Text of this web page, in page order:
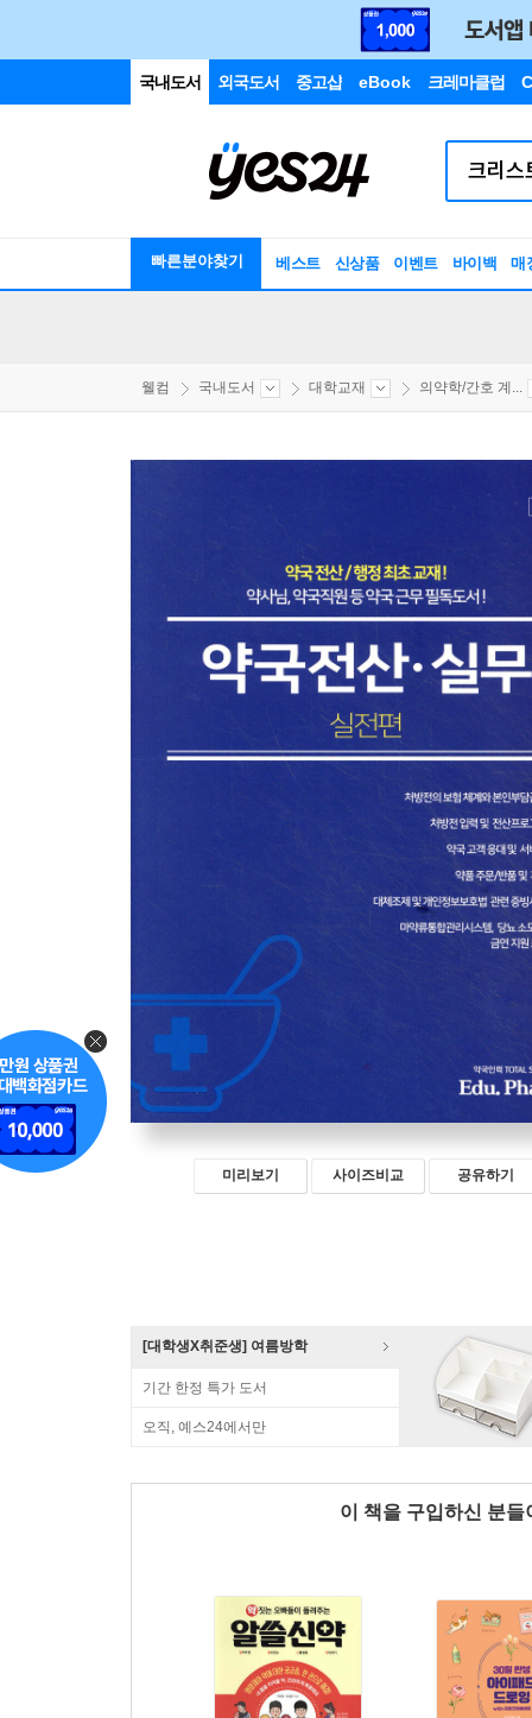
국내도서 외국도서 중고샵 eBook 크레마클럽
빠른분야찾기 베스트 신상품 이벤트 바이백 매
웰컴 국내도서 대학교재 의약학/간호 계...
미리보기 사이즈비교 공유하기
[대학생X취준생] 여름방학
기간 한정 특가 도서
오직, 예스24에서만
이 책을 구입하신 분